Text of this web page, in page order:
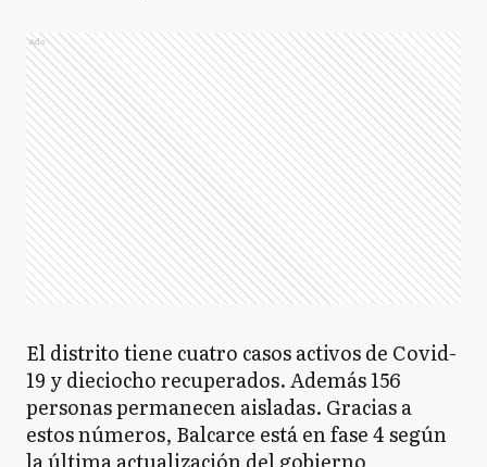
Ads
El distrito tiene cuatro casos activos de Covid-
19 y dieciocho recuperados. Además 156
personas permanecen aisladas. Gracias a
estos números, Balcarce está en fase 4 según
la última actualización del gobierno